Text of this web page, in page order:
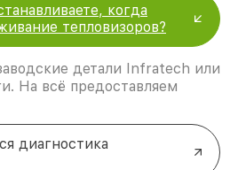
когда
тепловизоров?
детали Infratech или
На всё предоставляем
диагностика